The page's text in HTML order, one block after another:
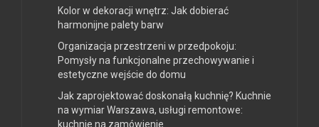
Kolor w dekoracji wnętrz: Jak dobierać
harmonijne palety barw
Organizacja przestrzeni w przedpokoju:
Pomysły na funkcjonalne przechowywanie i
estetyczne wejście do domu
Jak zaprojektować doskonałą kuchnię? Kuchnie
na wymiar Warszawa, usługi remontowe:
kuchnie na zamówienie